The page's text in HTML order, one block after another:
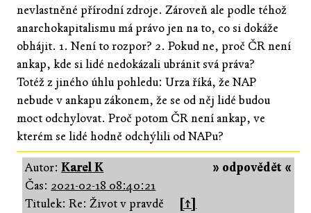
nevlastněné přírodní zdroje. Zároveň ale podle téhož
anarchokapitalismu má právo jen na to, co si dokáže
obhájit. 1. Není to rozpor? 2. Pokud ne, proč ČR není
ankap, kde si lidé nedokázali ubránit svá práva?
Totéž z jiného úhlu pohledu: Urza říká, že NAP
nebude v ankapu zákonem, že se od něj lidé budou
moct odchylovat. Proč potom ČR není ankap, ve
kterém se lidé hodně odchýlili od NAPu?
» odpovědět «
Autor:Karel K
Čas: 2021-02-18 08:40:21
Titulek: Re: Život v pravdě
[↑]